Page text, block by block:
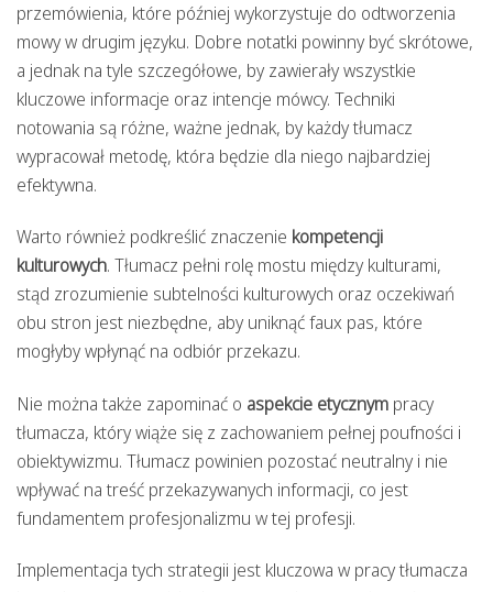
przemówienia, które później wykorzystuje do odtworzenia
mowy w drugim języku. Dobre notatki powinny być skrótowe,
a jednak na tyle szczegółowe, by zawierały wszystkie
kluczowe informacje oraz intencje mówcy. Techniki
notowania są różne, ważne jednak, by każdy tłumacz
wypracował metodę, która będzie dla niego najbardziej
efektywna.
Warto również podkreślić znaczenie kompetencji
kulturowych. Tłumacz pełni rolę mostu między kulturami,
stąd zrozumienie subtelności kulturowych oraz oczekiwań
obu stron jest niezbędne, aby uniknąć faux pas, które
mogłyby wpłynąć na odbiór przekazu.
Nie można także zapominać o aspekcie etycznym pracy
tłumacza, który wiąże się z zachowaniem pełnej poufności i
obiektywizmu. Tłumacz powinien pozostać neutralny i nie
wpływać na treść przekazywanych informacji, co jest
fundamentem profesjonalizmu w tej profesji.
Implementacja tych strategii jest kluczowa w pracy tłumacza